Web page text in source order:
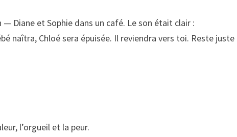
Diane et Sophie dans un café. Le son était clair :
naîtra, Chloé sera épuisée. Il reviendra vers toi. Reste juste
l’orgueil et la peur.